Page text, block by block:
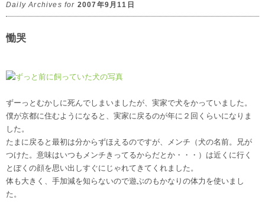
Daily Archives for 2007年9月11日
慟哭
ずーっとむかしに死んでしまいましたが、実家で犬をかっていました。
僕が京都に住むようになると、実家に戻るのが年に２回くらいになりま
した。
たまに戻ると最初は分からずほえるのですが、メンチ（犬の名前。兄が
つけた。意味はいつもメンチきってるからだとか・・・）は近くに行く
とぼくの顔を思い出しすぐにじゃれてきてくれました。
体も大きく、手加減を知らないので遊ぶのもかなりの体力を使いまし
た。